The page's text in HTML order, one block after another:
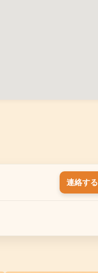
連絡する